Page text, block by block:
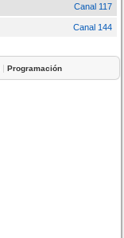
Canal 117
Canal 144
|Programación